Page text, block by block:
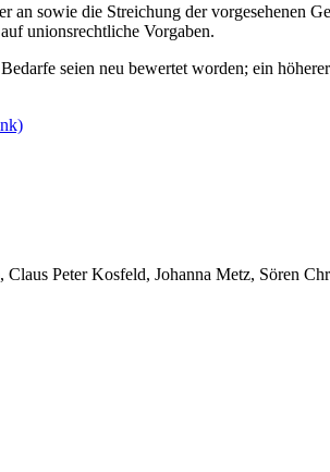
an sowie die Streichung der vorgesehenen
unionsrechtliche Vorgaben.
seien neu bewertet worden; ein
Claus Peter Kosfeld, Johanna Metz, Sören